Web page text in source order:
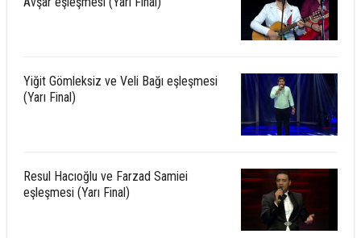
Yiğit Gömleksiz ve Veli Bağı eşleşmesi
(Yarı Final)
Resul Hacıoğlu ve Farzad Samiei
eşleşmesi (Yarı Final)